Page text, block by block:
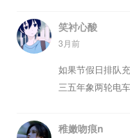
笑衬心酸
3月前
如果节假日排队
三五年象两轮电
稚嫩吻痕n